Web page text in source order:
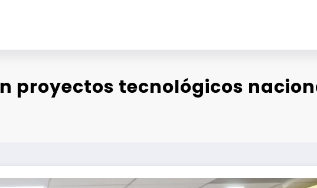
proyectos tecnológicos